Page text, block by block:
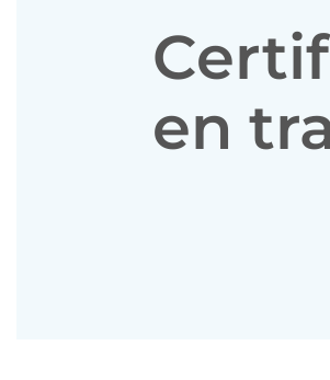
en